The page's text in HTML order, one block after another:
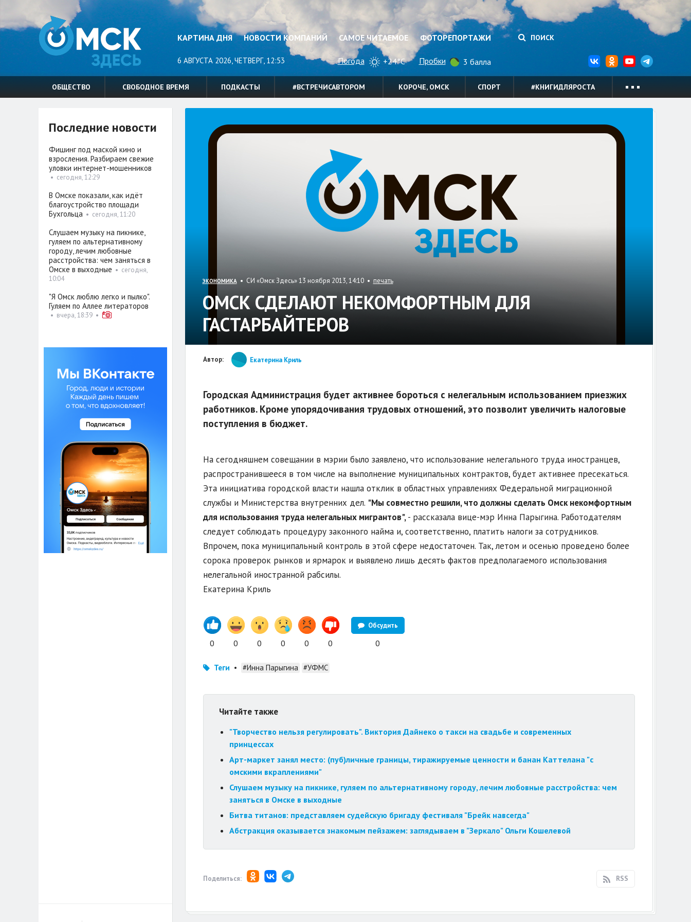
КАРТИНА ДНЯ НОВОСТИ КОМПАНИЙ САМОЕ ЧИТАЕМОЕ ФОТОРЕПОРТАЖИ ПОИСК
6 АВГУСТА 2026, ЧЕТВЕРГ, 12:53 Погода +24°C Пробки 3 балла
ОБЩЕСТВО СВОБОДНОЕ ВРЕМЯ ПОДКАСТЫ #ВСТРЕЧИСАВТОРОМ КОРОЧЕ, ОМСК СПОРТ #КНИГИДЛЯРОСТА
ЭКОНОМИКА• СИ «Омск Здесь» 13 ноября 2013, 14:10 • печать
ОМСК СДЕЛАЮТ НЕКОМФОРТНЫМ ДЛЯ
ГАСТАРБАЙТЕРОВ
Автор: Екатерина Криль
Городская Администрация будет активнее бороться с нелегальным использованием приезжих
работников. Кроме упорядочивания трудовых отношений, это позволит увеличить налоговые
поступления в бюджет.
На сегодняшнем совещании в мэрии было заявлено, что использование нелегального труда иностранцев,
распространившееся в том числе на выполнение муниципальных контрактов, будет активнее пресекаться.
Эта инициатива городской власти нашла отклик в областных управлениях Федеральной миграционной
службы и Министерства внутренних дел. "Мы совместно решили, что должны сделать Омск некомфортным
для использования труда нелегальных мигрантов",- рассказала вице-мэр Инна Парыгина. Работодателям
следует соблюдать процедуру законного найма и, соответственно, платить налоги за сотрудников.
Впрочем, пока муниципальный контроль в этой сфере недостаточен. Так, летом и осенью проведено более
сорока проверок рынков и ярмарок и выявлено лишь десять фактов предполагаемого использования
нелегальной иностранной рабсилы.
Екатерина Криль
0 0 0 0 0 0
Обсудить
0
Теги • #Инна Парыгина #УФМС
Читайте также
"Творчество нельзя регулировать". Виктория Дайнеко о такси на свадьбе и современных
принцессах
Арт-маркет занял место: (пуб)личные границы, тиражируемые ценности и банан Каттелана "с
омскими вкраплениями"
Слушаем музыку на пикнике, гуляем по альтернативному городу, лечим любовные расстройства: чем
заняться в Омске в выходные
Битва титанов: представляем судейскую бригаду фестиваля "Брейк навсегда"
Абстракция оказывается знакомым пейзажем: заглядываем в "Зеркало" Ольги Кошелевой
Поделиться: RSS
Последние новости
Фишинг под маской кино и
взросления. Разбираем свежие
уловки интернет-мошенников
• сегодня, 12:29
В Омске показали, как идёт
благоустройство площади
Бухгольца• сегодня, 11:20
Слушаем музыку на пикнике,
гуляем по альтернативному
городу, лечим любовные
расстройства: чем заняться в
Омске в выходные • сегодня,
10:04
"Я Омск люблю легко и пылко".
Гуляем по Аллее литераторов
• вчера, 18:39•